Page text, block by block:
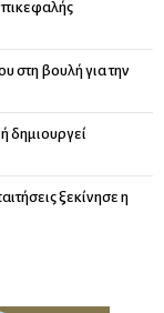
στη βουλή για την
δημιουργεί
ξεκίνησε η